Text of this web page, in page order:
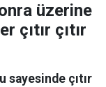
üzerine
çıtır çıtır
sayesinde çıtır